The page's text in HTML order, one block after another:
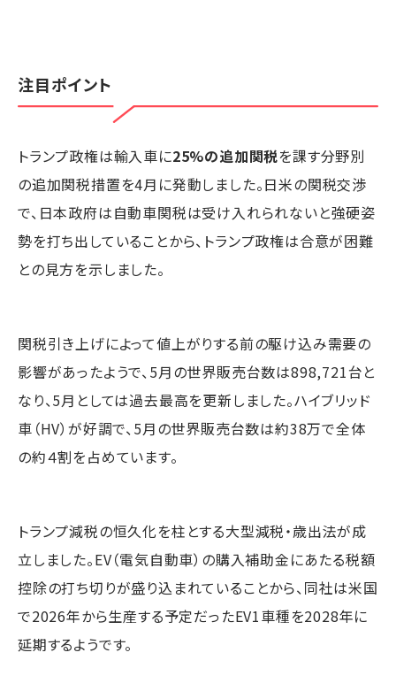
注目ポイント
トランプ政権は輸入車に25%の追加関税を課す分野別
の追加関税措置を4月に発動しました。日米の関税交渉
で、日本政府は自動車関税は受け入れられないと強硬姿
勢を打ち出していることから、トランプ政権は合意が困難
との見方を示しました。
関税引き上げによって値上がりする前の駆け込み需要の
影響があったようで、5月の世界販売台数は898,721台と
なり、5月としては過去最高を更新しました。ハイブリッド
車（HV）が好調で、5月の世界販売台数は約38万で全体
の約４割を占めています。
トランプ減税の恒久化を柱とする大型減税・歳出法が成
立しました。EV（電気自動車）の購入補助金にあたる税額
控除の打ち切りが盛り込まれていることから、同社は米国
で2026年から生産する予定だったEV1車種を2028年に
延期するようです。